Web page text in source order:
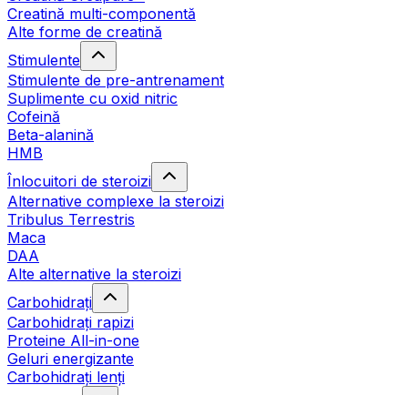
Creatină multi-componentă
Alte forme de creatină
Stimulente
Stimulente de pre-antrenament
Suplimente cu oxid nitric
Cofeină
Beta-alanină
HMB
Înlocuitori de steroizi
Alternative complexe la steroizi
Tribulus Terrestris
Maca
DAA
Alte alternative la steroizi
Carbohidrați
Carbohidrați rapizi
Proteine All-in-one
Geluri energizante
Carbohidrați lenți